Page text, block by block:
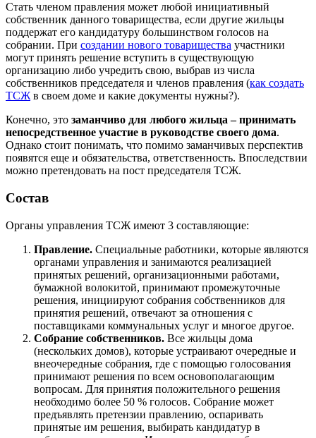
Стать членом правления может любой инициативный
собственник данного товарищества, если другие жильцы
поддержат его кандидатуру большинством голосов на
собрании. При создании нового товарищества участники
могут принять решение вступить в существующую
организацию либо учредить свою, выбрав из числа
собственников председателя и членов правления (как создать
ТСЖ в своем доме и какие документы нужны?).
Конечно, это заманчиво для любого жильца – принимать
непосредственное участие в руководстве своего дома.
Однако стоит понимать, что помимо заманчивых перспектив
появятся еще и обязательства, ответственность. Впоследствии
можно претендовать на пост председателя ТСЖ.
Состав
Органы управления ТСЖ имеют 3 составляющие:
Правление. Специальные работники, которые являются
органами управления и занимаются реализацией
принятых решений, организационными работами,
бумажной волокитой, принимают промежуточные
решения, инициируют собрания собственников для
принятия решений, отвечают за отношения с
поставщиками коммунальных услуг и многое другое.
Собрание собственников. Все жильцы дома
(нескольких домов), которые устраивают очередные и
внеочередные собрания, где с помощью голосования
принимают решения по всем основополагающим
вопросам. Для принятия положительного решения
необходимо более 50 % голосов. Собрание может
предъявлять претензии правлению, оспаривать
принятые им решения, выбирать кандидатур в